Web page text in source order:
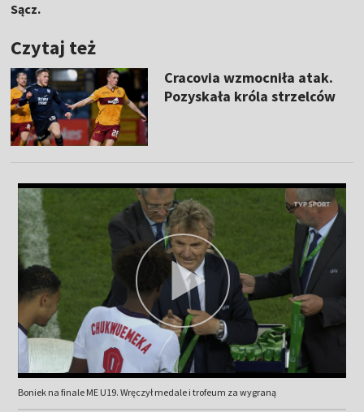
Sącz.
Czytaj też
Cracovia wzmocniła atak.
Pozyskała króla strzelców
Boniek na finale ME U19. Wręczył medale i trofeum za wygraną